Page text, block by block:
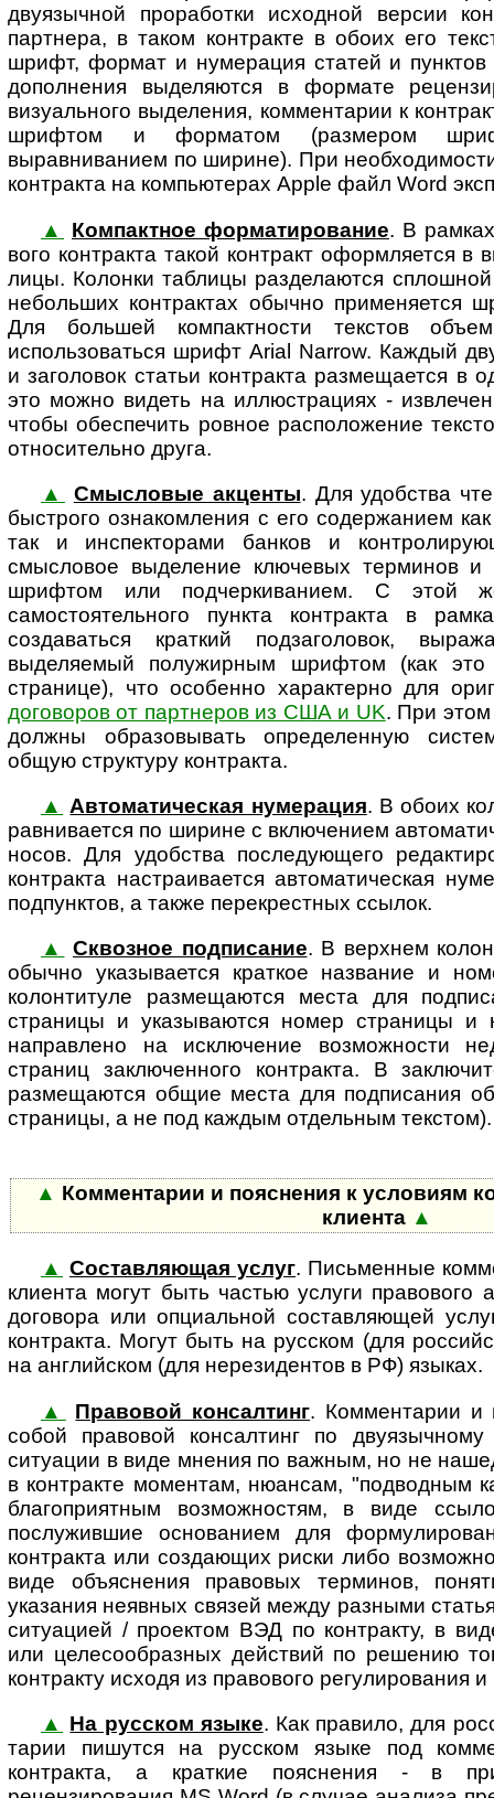
двуязычной проработки исходной версии
партнера, в таком контракте в обоих его
шрифт, формат и нумерация статей и
дополнения выделяются в формате
визуального выделения, комментарии к
шрифтом и форматом (размером
выравниванием по ширине). При
контракта на компьютерах Apple файл Word
▲
Компактное форматирование. В
во­го контракта та­кой кон­т­ракт офор­м­ля­ет­ся в
ли­цы. Колонки таблицы разделаются
небольших контрактах обычно применяется
Для большей компактности текстов
использоваться шрифт Arial Narrow. Каждый
и заголовок статьи контракта размещается в
это можно видеть на иллюстрациях -
чтобы обеспечить ровное расположение
относительно друга.
▲
Смысловые акценты. Для удобства
быстрого ознакомления с его со­дер­жа­нием
так и инспекторами банков и
смысловое выделение ключевых терминов
шрифтом или подчеркиванием. С этой
самостоятельного пункта контракта в
создаваться краткий подзаголовок,
выделяемый полужирным шрифтом (как
странице), что особенно характерно для
договоров от партнеров из США и UK. При этом
должны образовывать определенную
общую структуру контракта.
▲ Автоматическая нумерация. В обоих
рав­ни­ва­ет­ся по ширине с вклю­че­ни­ем
но­сов. Для удобства последующего
контракта настраивается автоматическая
подпунктов, а также перекрестных ссылок.
▲
Сквозное подписание. В верхнем
обычно указывается краткое наз­ва­ние и
колонтитуле размещаются места для
страницы и указываются номер страницы и
направлено на исключение возможности
страниц заключенного контракта. В
размещаются общие места для подписания
страницы, а не под каждым отдельным текстом).
▲ Комментарии и пояснения к условиям
клиента ▲
▲ Составляющая услуг. Письменные
клиента могут быть частью услуги правового
договора или опциальной составляющей
контракта. Могут быть на русском (для
на английском (для нерезидентов в РФ) языках.
▲
Правовой консалтинг. Комментарии и
собой пра­во­вой кон­сал­тинг по дву­языч­но­му
ситуации в виде мнения по важным, но не
в контракте моментам, нюансам, "подводным
благоприятным возможностям, в виде
послужившие основанием для
контракта или создающих риски либо
виде объяснения правовых терминов,
указания неявных связей между разными
ситуацией / проектом ВЭД по контракту, в
или целесообразных действий по решению
контракту исходя из правового регулирования
▲ На русском языке. Как правило, для
та­рии пишутся на русском языке под
контракта, а краткие пояснения - в